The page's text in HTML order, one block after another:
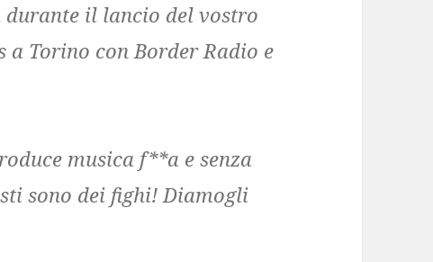
il lancio del vostro
a Torino con Border Radio e
musica f**a e senza
sono dei fighi! Diamogli